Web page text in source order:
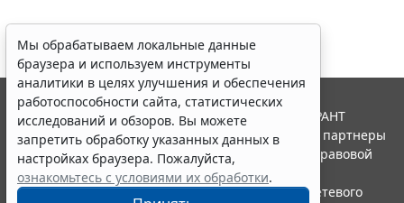
Мы обрабатываем локальные данные
браузера и используем инструменты
аналитики в целях улучшения и обеспечения
работоспособности сайта, статистических
исследований и обзоров. Вы можете
запретить обработку указанных данных в
настройках браузера. Пожалуйста,
ознакомьтесь с условиями их обработки.
© ООО "НПП "ГАРАНТ-СЕРВИС", 2026. Система ГАРАНТ
выпускается с 1990 года. Компания "Гарант" и ее партнеры
являются участниками Российской ассоциации правовой
информации ГАРАНТ.
Портал ГАРАНТ.РУ зарегистрирован в качестве сетевого